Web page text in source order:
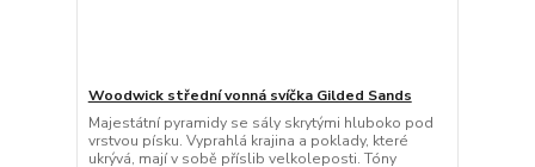
Woodwick střední vonná svíčka Gilded Sands
Majestátní pyramidy se sály skrytými hluboko pod
vrstvou písku. Vyprahlá krajina a poklady, které
ukrývá, mají v sobě příslib velkoleposti. Tóny